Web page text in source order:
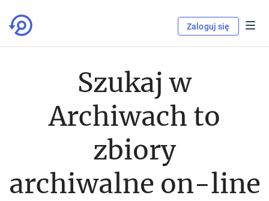
Zaloguj się
Szukaj w
Archiwach to
zbiory
archiwalne on-line